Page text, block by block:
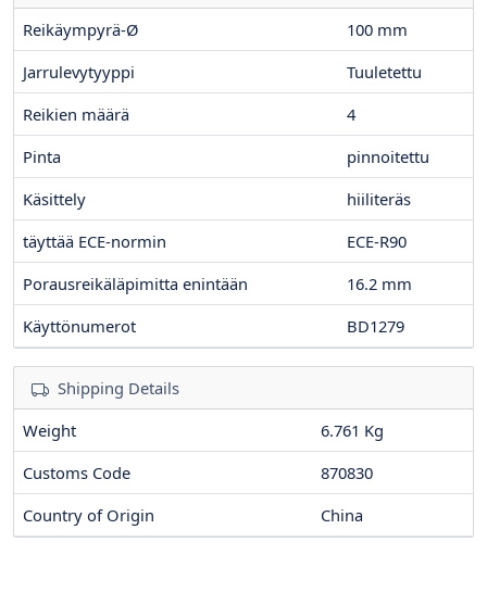
Reikäympyrä-Ø
100 mm
Jarrulevytyyppi
Tuuletettu
Reikien määrä
4
Pinta
pinnoitettu
Käsittely
hiiliteräs
täyttää ECE-normin
ECE-R90
Porausreikäläpimitta enintään
16.2 mm
Käyttönumerot
BD1279
Shipping Details
Weight
6.761 Kg
Customs Code
870830
Country of Origin
China